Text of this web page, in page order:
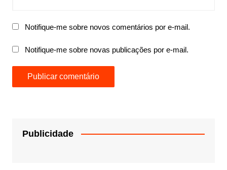
Notifique-me sobre novos comentários por e-mail.
Notifique-me sobre novas publicações por e-mail.
Publicidade